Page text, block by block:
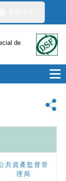
de
共資產監督管
理局